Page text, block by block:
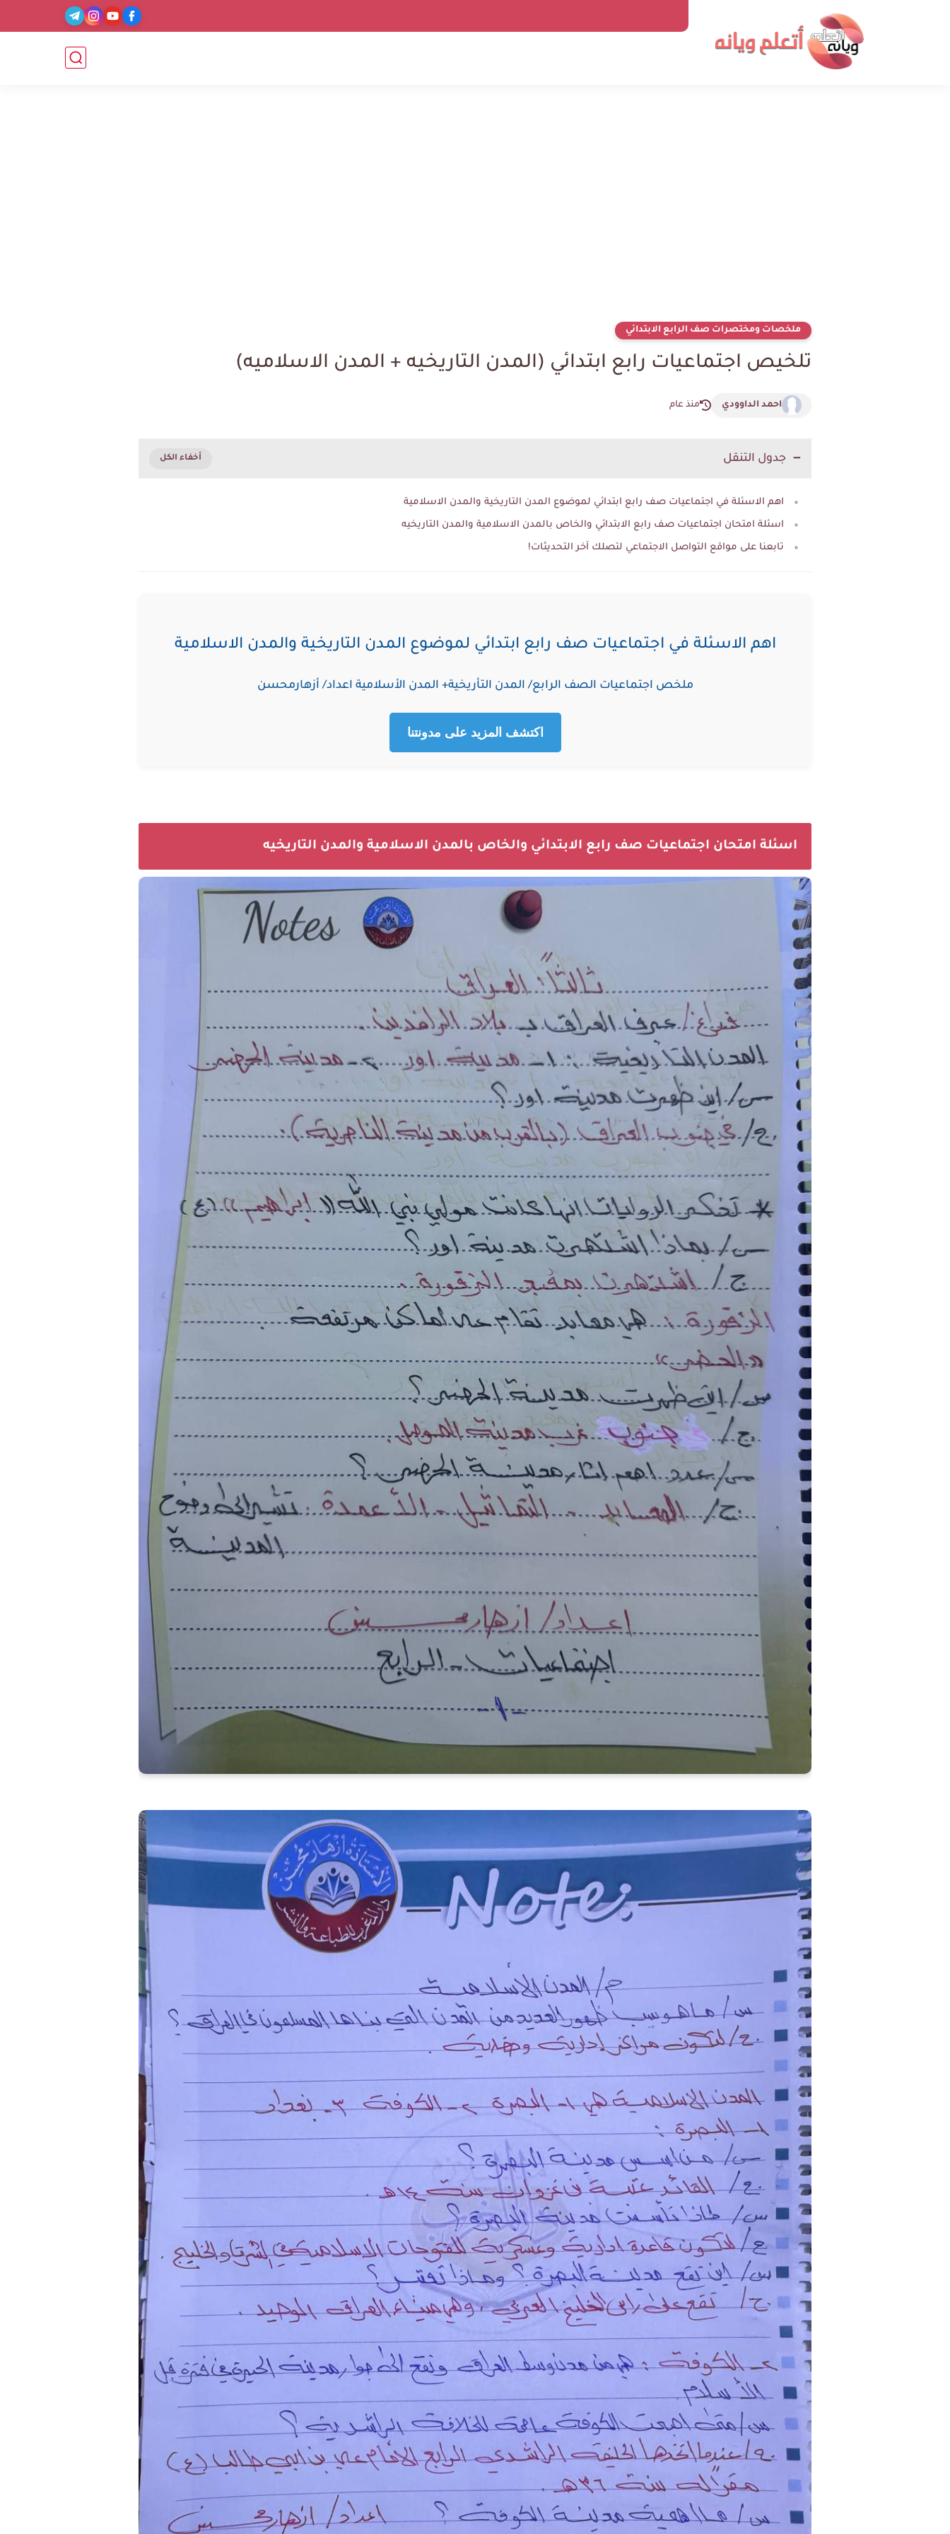
ملخصات ومختصرات صف الرابع الابتدائي
تلخيص اجتماعيات رابع ابتدائي (المدن التاريخيه + المدن الاسلاميه)
احمد الداوودي منذ عام
جدول التنقل
اهم الاسئلة في اجتماعيات صف رابع ابتدائي لموضوع المدن التاريخية والمدن الاسلامية
اسئلة امتحان اجتماعيات صف رابع الابتدائي والخاص بالمدن الاسلامية والمدن التاريخيه
تابعنا على مواقع التواصل الاجتماعي لتصلك آخر التحديثات!
اهم الاسئلة في اجتماعيات صف رابع ابتدائي لموضوع المدن التاريخية والمدن الاسلامية
ملخص اجتماعيات الصف الرابع/ المدن التأريخية+ المدن الأسلامية اعداد/ أزهارمحسن
اكتشف المزيد على مدونتنا
اسئلة امتحان اجتماعيات صف رابع الابتدائي والخاص بالمدن الاسلامية والمدن التاريخيه